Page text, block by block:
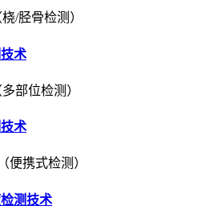
/胫骨检测）
术
部位检测）
术
便携式检测）
测技术